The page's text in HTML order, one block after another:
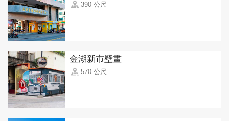
390 公尺
金湖新市壁畫
570 公尺